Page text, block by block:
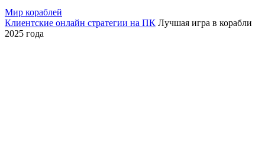
Мир кораблей
Клиентские онлайн стратегии на ПК Лучшая игра в корабли
2025 года